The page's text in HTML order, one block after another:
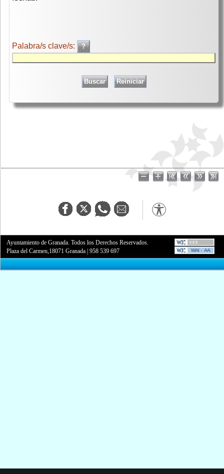
Palabra/s clave/s:
Ayuntamiento de Granada. Todos los Derechos Reservados.
Plaza del Carmen,18071 Granada |958 539 697